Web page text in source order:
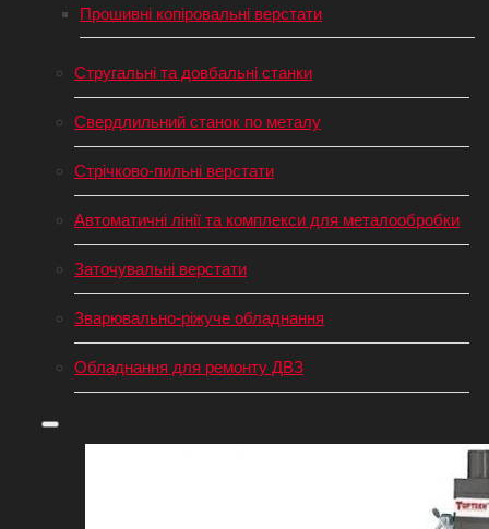
Прошивні копіровальні верстати
Стругальні та довбальні станки
Свердлильний станок по металу
Стрічково-пильні верстати
Автоматичні лінії та комплекси для металообробки
Заточувальні верстати
Зварювально-ріжуче обладнання
Обладнання для ремонту ДВЗ